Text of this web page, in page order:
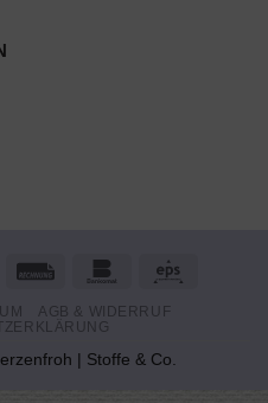
PayPal
Rechung Bankomat
AGB & WIDERRUF
| Stoffe & Co.